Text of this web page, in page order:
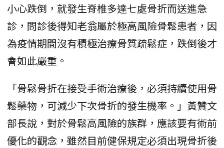
小心跌倒，就發生脊椎多達七處骨折而送進急
診，問診後得知老翁屬於極高風險骨鬆患者，因
為疫情期間沒有積極治療骨質疏鬆症，跌倒後才
會如此嚴重。
「骨鬆骨折在接受手術治療後，必須持續使用骨
鬆藥物，可減少下次骨折的發生機率。」黃贊文
部長說，對於骨鬆高風險的族群，應該要有術前
優化的觀念，雖然目前健保規定必須出現骨折後